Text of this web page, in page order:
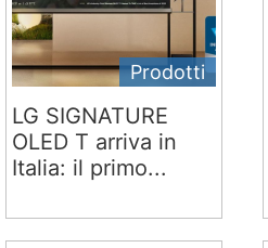
Prodotti
LG SIGNATURE
OLED T arriva in
Italia: il primo...